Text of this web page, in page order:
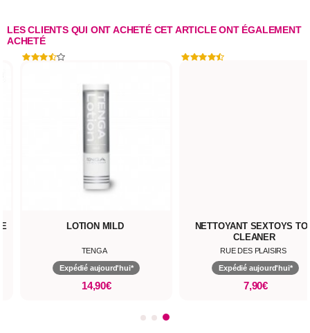
LES CLIENTS QUI ONT ACHETÉ CET ARTICLE ONT ÉGALEMENT
ACHETÉ
LOTION MILD
TENGA
Expédié aujourd'hui*
14,90€
NETTOYANT SEXTOYS
CLEANER
RUE DES PLAISIRS
Expédié aujourd'hui*
7,90€